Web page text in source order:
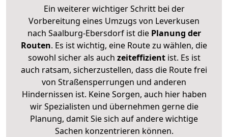
Ein weiterer wichtiger Schritt bei der
Vorbereitung eines Umzugs von Leverkusen
nach Saalburg-Ebersdorf ist diePlanung der
Routen. Es ist wichtig, eine Route zu wählen, die
sowohl sicher als auch zeiteffizientist. Es ist
auch ratsam, sicherzustellen, dass die Route frei
von Straßensperrungen und anderen
Hindernissen ist. Keine Sorgen, auch hier haben
wir Spezialisten und übernehmen gerne die
Planung, damit Sie sich auf andere wichtige
Sachen konzentrieren können.